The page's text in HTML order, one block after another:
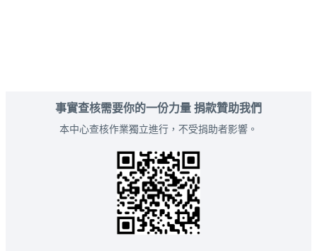
事實查核需要你的一份力量 捐款贊助我們
本中心查核作業獨立進行，不受捐助者影響。